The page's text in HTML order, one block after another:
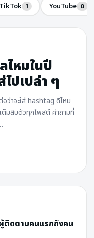
TikTok 1 YouTube 0
ไหมในปี
ไปเปล่า ๆ
ว่าจะใส่ hashtag ดีไหม
มสิบตัวทุกโพสต์ คำถามที่
ติดตามคนแรกถึงคน